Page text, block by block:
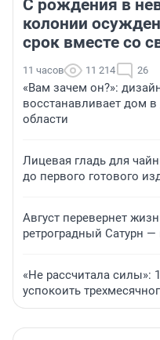
С рождения в
колонии
срок вместе со
11 часов 11 214 26
«Вам зачем он?»:
восстанавливает дом
области
Лицевая гладь для
до первого готового
Август перевернет
ретроградный Сатурн —
«Не рассчитала силы»:
успокоить